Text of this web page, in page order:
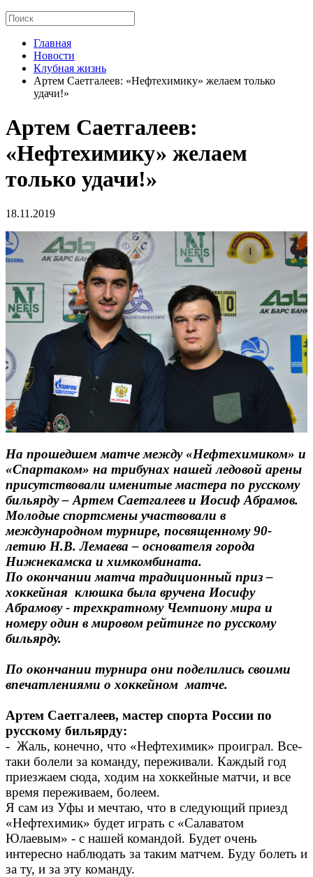
Главная
Новости
Клубная жизнь
Артем Саетгалеев: «Нефтехимику» желаем только
удачи!»
Артем Саетгалеев:
«Нефтехимику» желаем
только удачи!»
18.11.2019
На прошедшем матче между «Нефтехимиком» и
«Спартаком» на трибунах нашей ледовой арены
присутствовали именитые мастера по русскому
бильярду – Артем Саетгалеев и Иосиф Абрамов.
Молодые спортсмены участвовали в
международном турнире, посвященному 90-
летию Н.В. Лемаева – основателя города
Нижнекамска и химкомбината.
По окончании матча традиционный приз –
хоккейная клюшка была вручена Иосифу
Абрамову - трехкратному Чемпиону мира и
номеру один в мировом рейтинге по русскому
бильярду.
По окончании турнира они поделились своими
впечатлениями о хоккейном матче.
Артем Саетгалеев, мастер спорта России по
русскому бильярду:
- Жаль, конечно, что «Нефтехимик» проиграл. Все-
таки болели за команду, переживали. Каждый год
приезжаем сюда, ходим на хоккейные матчи, и все
время переживаем, болеем.
Я сам из Уфы и мечтаю, что в следующий приезд
«Нефтехимик» будет играть с «Салаватом
Юлаевым» - с нашей командой. Будет очень
интересно наблюдать за таким матчем. Буду болеть и
за ту, и за эту команду.